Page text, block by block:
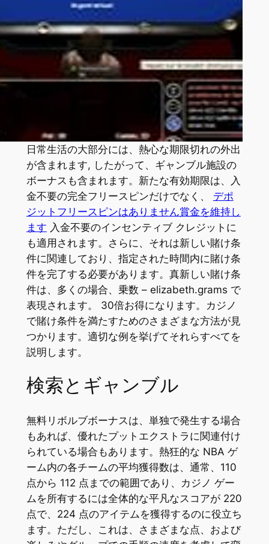
日常生活の大部分には、熱心な期限切れの外出
が含まれます, したがって、ギャンブル施設の
ボーナスも含まれます。新たな有効期限は、入
金不要の完全フリースピンだけでなく、 デポ
ジットフリースピンはありません賞金を維持し
ます 入金不要のインセンティブ クレジットに
も適用されます。さらに、それは新しい賭け条
件に関連しており、指定された時間内に賭け条
件を完了する必要があります。真新しい賭け条
件は、多くの場合、乗数 – elizabeth.grams で
表現されます。 30倍お得になります。カジノ
で賭け条件を満たすためのさまざまな方法が見
つかります。適切な例を挙げてそれらすべてを
説明します。
検索とギャンブル
無料リボルブボーナスは、単独で発生する場合
もあれば、優れたプットエクストラに関連付け
られている場合もあります。熱狂的な NBA ゲ
ーム内の各チームの平均獲得数は、通常、110
点から 112 点までの範囲であり、カジノ ゲー
ムを所有するには全体的な平凡なスコアが 220
点で、224 点のアイテムを獲得するのに役立ち
ます。ただし、これは、さまざまな点、および